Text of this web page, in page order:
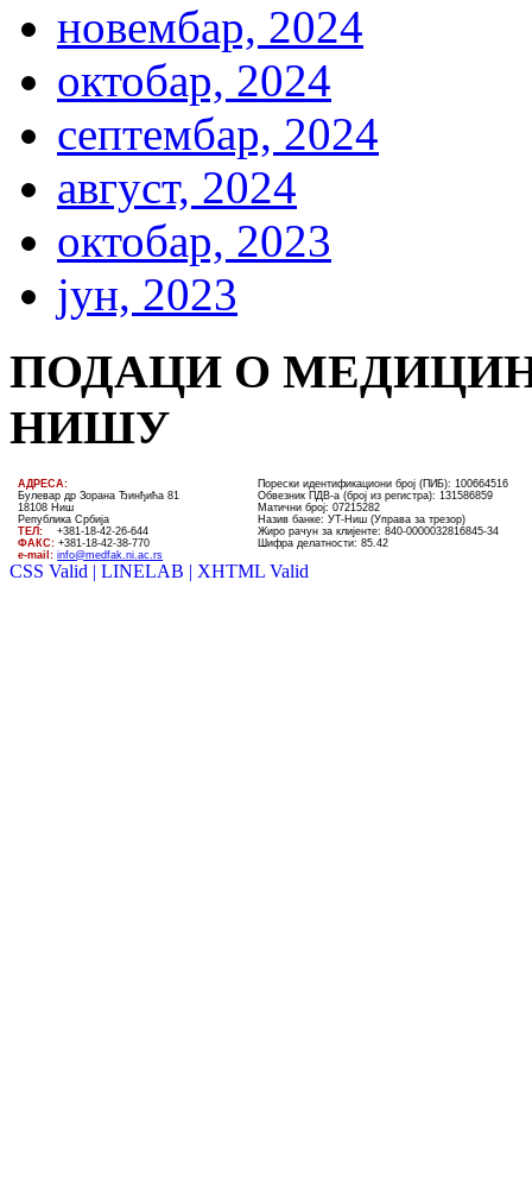
новембар, 2024
октобар, 2024
септембар, 2024
август, 2024
октобар, 2023
јун, 2023
ПОДАЦИ О
НИШУ
AДРЕСА:
Булевар др Зорана Ђинђића 81
18108 Ниш
Република Србија
ТЕЛ: +381-18-42-26-644
ФАКС: +381-18-42-38-770
e-mail: info@medfak.ni.ac.rs
Порески идентификациони број (ПИБ): 100664516
Обвезник ПДВ-а (број из регистра): 131586859
Матични број: 07215282
Назив банке: УT-Ниш (Управа за трезор)
Жиро рачун за клијенте:840-0000032816845-34
Шифра делатности: 85.42
CSS Valid | LINELAB | XHTML Valid